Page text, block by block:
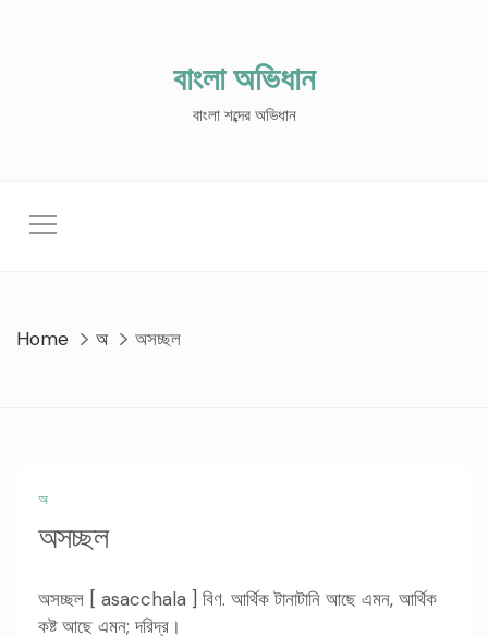
বাংলা অভিধান
বাংলা শব্দের অভিধান
Home অ অসচ্ছল
অ
অসচ্ছল
অসচ্ছল [ asacchala ] বিণ. আর্থিক টানাটানি আছে এমন, আর্থিক
কষ্ট আছে এমন; দরিদ্র।